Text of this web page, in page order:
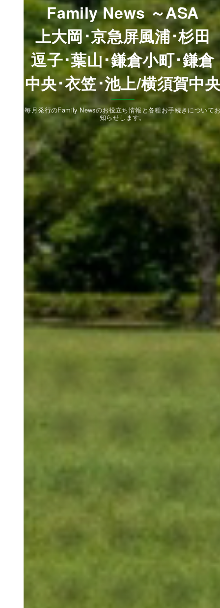
Family News ～ASA
上大岡･京急屏風浦･杉田
逗子･葉山･鎌倉小町･鎌倉
中央･衣笠･池上/横須賀中
毎月発行のFamily Newsのお役立ち情報と各種お手続きについて
知らせします。